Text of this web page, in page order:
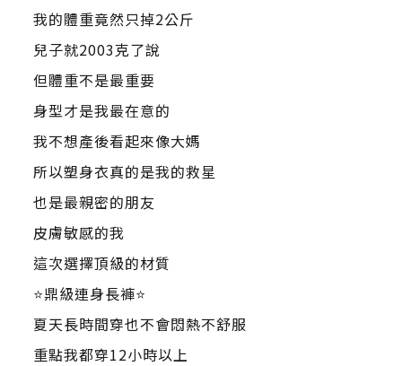
我的體重竟然只掉2公斤
兒子就2003克了說
但體重不是最重要
身型才是我最在意的
我不想產後看起來像大媽
所以塑身衣真的是我的救星
也是最親密的朋友
皮膚敏感的我
這次選擇頂級的材質
⭐️鼎級連身長褲⭐️
夏天長時間穿也不會悶熱不舒服
重點我都穿12小時以上